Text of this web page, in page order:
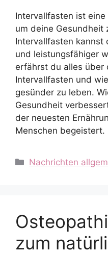
Intervallfasten ist
um deine Gesundheit
Intervallfasten kannst
und leistungsfähiger
erfährst du alles über
Intervallfasten und
gesünder zu leben.
Gesundheit
der neuesten
Menschen begeistert.
Kategorien
Nachrichten
zum